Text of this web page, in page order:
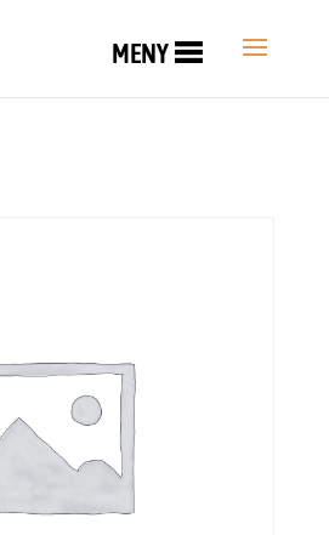
MENY